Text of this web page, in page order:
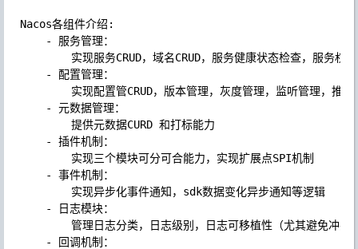
Nacos各组件介绍:
    - 服务管理：
实现服务CRUD，域名CRUD，服务健康状态检查，服务权
    - 配置管理：
实现配置管CRUD，版本管理，灰度管理，监听管理，推送
    - 元数据管理：
        提供元数据CURD 和打标能力
    - 插件机制：
        实现三个模块可分可合能力，实现扩展点SPI机制
    - 事件机制：
        实现异步化事件通知，sdk数据变化异步通知等逻辑
    - 日志模块：
管理日志分类，日志级别，日志可移植性（尤其避免冲突
    - 回调机制：